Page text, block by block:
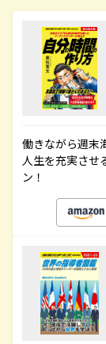
働きながら週末
人生を充実させ
ン！